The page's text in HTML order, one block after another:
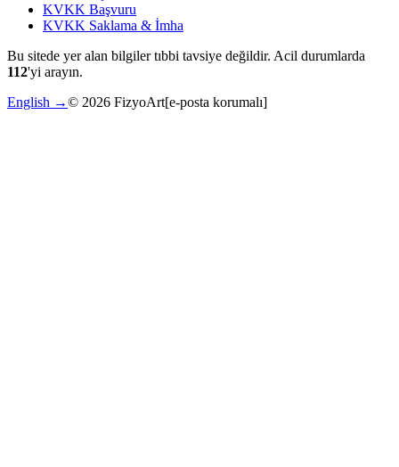
KVKK Başvuru
KVKK Saklama & İmha
Bu sitede yer alan bilgiler tıbbi tavsiye değildir. Acil durumlarda
112'yi arayın.
English →© 2026 FizyoArt[e-posta korumalı]